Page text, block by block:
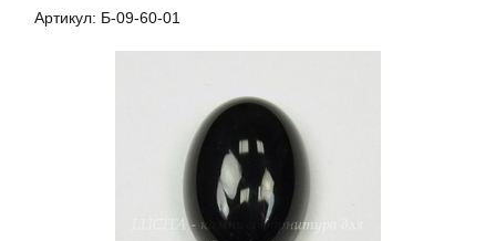
Артикул: Б-09-60-01